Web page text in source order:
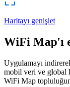
Haritayı genişlet
WiFi Map'ı
Uygulamayı
mobil veri ve global
WiFi Map